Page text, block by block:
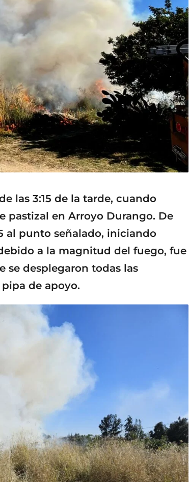
las 3:15 de la tarde, cuando
pastizal en Arroyo Durango. De
al punto señalado, iniciando
a la magnitud del fuego, fue
se desplegaron todas las
de apoyo.